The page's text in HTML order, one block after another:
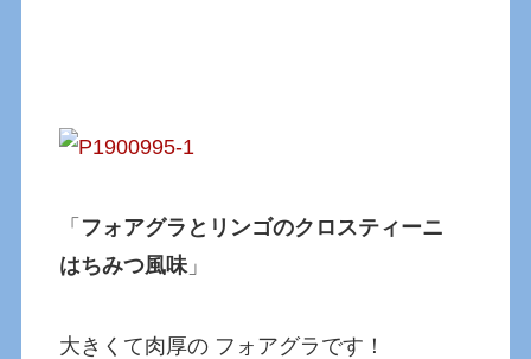
「 フォアグラとリンゴのクロスティーニ
はちみつ風味 」
大きくて肉厚の フォアグラです！